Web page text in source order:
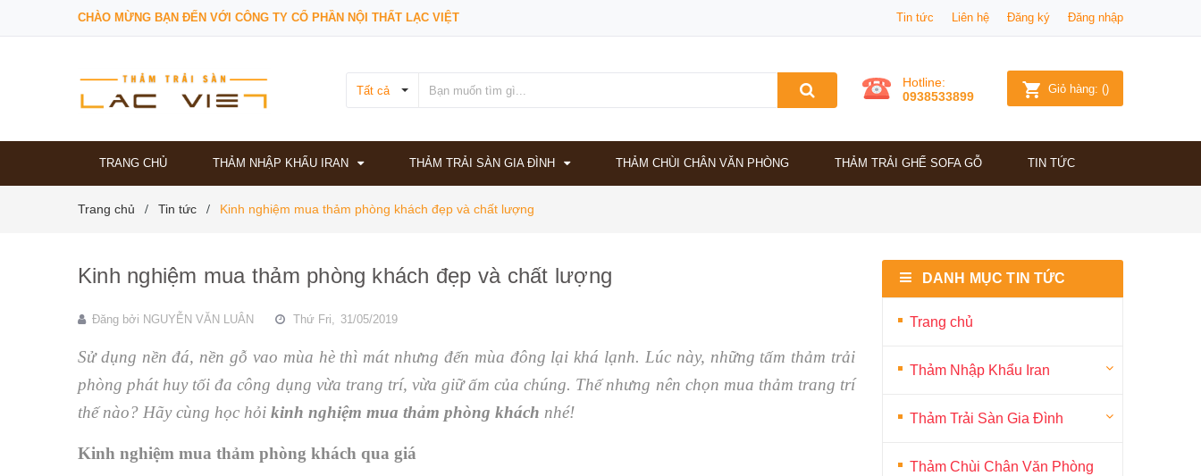
CHÀO MỪNG BẠN ĐẾN VỚI CÔNG TY CỔ PHẦN NỘI THẤT LẠC VIỆT Tin tức Liên hệ Đăng ký Đăng nhập
Tất cả
Hotline:
0938533899
Giỏ hàng: ()
TRANG CHỦ THẢM NHẬP KHẨU IRAN THẢM TRẢI SÀN GIA ĐÌNH THẢM CHÙI CHÂN VĂN PHÒNG THẢM TRẢI GHẾ SOFA GỖ TIN TỨC
Trang chủ / Tin tức / Kinh nghiệm mua thảm phòng khách đẹp và chất lượng
Kinh nghiệm mua thảm phòng khách đẹp và chất lượng
Đăng bởi NGUYỄN VĂN LUÂN Thứ Fri, 31/05/2019
Sử dụng nền đá, nền gỗ vao mùa hè thì mát nhưng đến mùa đông lại khá lạnh. Lúc này, những tấm thảm trải
phòng phát huy tối đa công dụng vừa trang trí, vừa giữ ấm của chúng. Thế nhưng nên chọn mua thảm trang trí
thế nào? Hãy cùng học hỏi kinh nghiệm mua thảm phòng khách nhé!
Kinh nghiệm mua thảm phòng khách qua giá
DANH MỤC TIN TỨC
Trang chủ
Thảm Nhập Khẩu Iran
Thảm Trải Sàn Gia Đình
Thảm Chùi Chân Văn Phòng